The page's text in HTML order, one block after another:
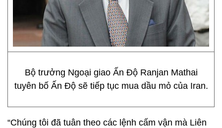
Bộ trưởng Ngoại giao Ấn Độ Ranjan Mathai
tuyên bố Ấn Độ sẽ tiếp tục mua dầu mỏ của Iran.
“Chúng tôi đã tuân theo các lệnh cấm vận mà Liên